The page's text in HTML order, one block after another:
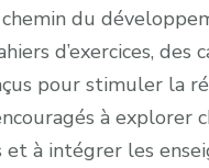
du
d’exercices,
pour stimuler la
à explorer
et à intégrer les